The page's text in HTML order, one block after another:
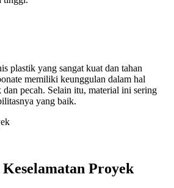
plastik yang sangat kuat dan tahan
memiliki keunggulan dalam hal
dan pecah. Selain itu, material ini sering
yang baik.
Proyek